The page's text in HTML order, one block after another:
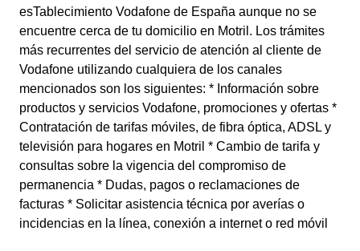
esTablecimiento Vodafone de España aunque no se
encuentre cerca de tu domicilio en Motril. Los trámites
más recurrentes del servicio de atención al cliente de
Vodafone utilizando cualquiera de los canales
mencionados son los siguientes: * Información sobre
productos y servicios Vodafone, promociones y ofertas *
Contratación de tarifas móviles, de fibra óptica, ADSL y
televisión para hogares en Motril * Cambio de tarifa y
consultas sobre la vigencia del compromiso de
permanencia * Dudas, pagos o reclamaciones de
facturas * Solicitar asistencia técnica por averías o
incidencias en la línea, conexión a internet o red móvil